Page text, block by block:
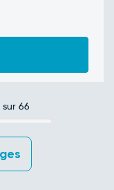
66